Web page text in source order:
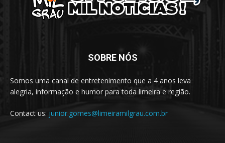
SOBRE NÓS
Somos uma canal de entretenimento que a 4 anos leva
alegria, informação e humor para toda limeira e região.
Contact us: junior.gomes@limeiramilgrau.com.br